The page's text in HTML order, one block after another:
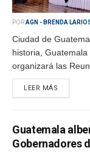
PORAGN - BRENDA
Ciudad de
historia,
organizará las
LEER MÁS
Guatemala
Gobernadores